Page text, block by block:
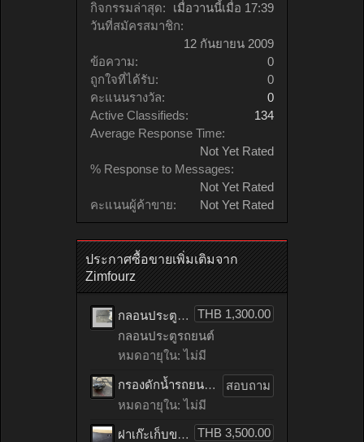
กิจกรรมล่าสุด:
เมื่อวานนี้เมื่อ 17:39
วันที่สมัครสมาชิก:
12 กันยายน 2009
ข้อความ:
0
ถูกใจที่ได้รับ:
0
คะแนนรางวัล:
0
Active Classifieds:
134
Average Response Time:
Not Yet Rated
% Response to Messages:
Not Yet Rated
คะแนนผู้ค้าขาย:
Not Yet Rated
ประกาศซื้อขายเพิ่มเติมจาก
Zimfourz
THB 1,300.00
กลอนประตูรถยนต์ HONDA accord เก่าญี่ปุ่น
กลอนประตูรถยนต์
หมดอายุใน: ไม่มี
สอบถาม
กรองดักน้ำรถยนต์ toyota TIGER เก่าญี่ปุ่น
หมดอายุใน: ไม่มี
THB 3,500.00
ฝาเก๊ะเก็บของรถยนต์ benz C200 CGI เก่าญี่ปุ่น